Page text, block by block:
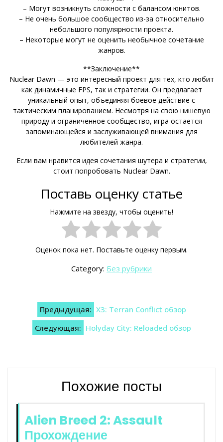
– Могут возникнуть сложности с балансом юнитов.
– Не очень большое сообщество из-за относительно
небольшого популярности проекта.
– Некоторые могут не оценить необычное сочетание
жанров.
**Заключение**
Nuclear Dawn — это интересный проект для тех, кто любит
как динамичные FPS, так и стратегии. Он предлагает
уникальный опыт, объединяя боевое действие с
тактическим планированием. Несмотря на свою нишевую
природу и ограниченное сообщество, игра остается
запоминающейся и заслуживающей внимания для
любителей жанра.
Если вам нравится идея сочетания шутера и стратегии,
стоит попробовать Nuclear Dawn.
Поставь оценку статье
Нажмите на звезду, чтобы оценить!
Оценок пока нет. Поставьте оценку первым.
Category: Без рубрики
Навигация
записям
Предыдущая: X3: Terran Conflict обзор
Следующая: Holyday City: Reloaded обзор
Похожие посты
Alien Breed 2: Assault
Прохождение